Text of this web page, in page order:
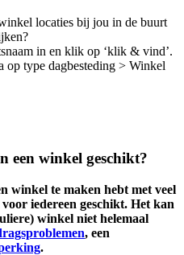
locaties bij jou in de buurt
in en klik op ‘klik & vind’.
op type dagbesteding > Winkel
een winkel geschikt?
winkel te maken hebt met veel
iedereen geschikt. Het kan
winkel niet helemaal
, een
.